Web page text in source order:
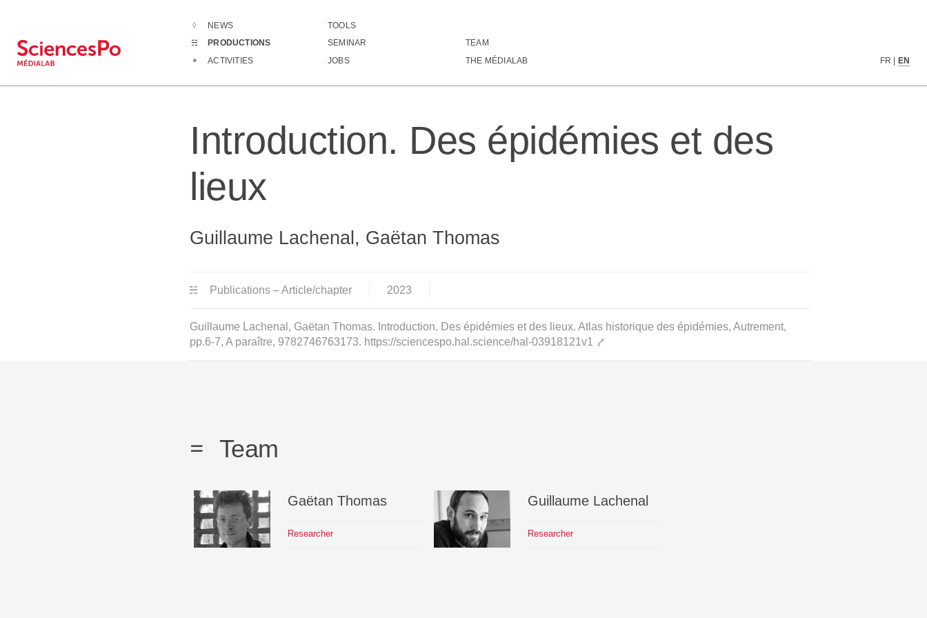
NEWS
PRODUCTIONS
ACTIVITIES
TOOLS
SEMINAR
JOBS
TEAM
THE MÉDIALAB
FR EN
Productions Introduction. Des épidémies et des lieux
Introduction. Des épidémies et des
lieux
Guillaume Lachenal, Gaëtan Thomas
Publications – Article/chapter 2023
Guillaume Lachenal, Gaëtan Thomas. Introduction. Des épidémies et des lieux. Atlas historique des épidémies, Autrement,
pp.6-7, A paraître, 9782746763173. https://sciencespo.hal.science/hal-03918121v1
⤤
Team
Gaëtan Thomas
Researcher
Guillaume Lachenal
Researcher